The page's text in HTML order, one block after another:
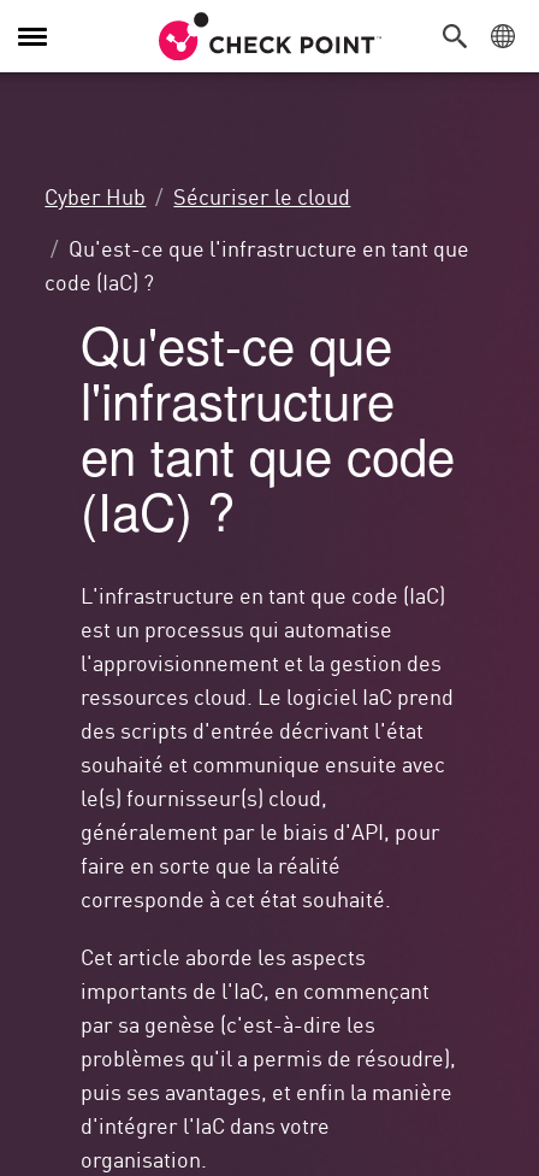
Navigation
dans
Cyber Hub
Sécuriser le cloud
Qu'est-ce que l'infrastructure en tant que
code (IaC) ?
Qu'est-ce que
l'infrastructure
en tant que code
(IaC) ?
L'infrastructure en tant que code (IaC)
est un processus qui automatise
l'approvisionnement et la gestion des
ressources cloud. Le logiciel IaC prend
des scripts d'entrée décrivant l'état
souhaité et communique ensuite avec
le(s) fournisseur(s) cloud,
généralement par le biais d'API, pour
faire en sorte que la réalité
corresponde à cet état souhaité.
Cet article aborde les aspects
importants de l'IaC, en commençant
par sa genèse (c'est-à-dire les
problèmes qu'il a permis de résoudre),
puis ses avantages, et enfin la manière
d'intégrer l'IaC dans votre
organisation.